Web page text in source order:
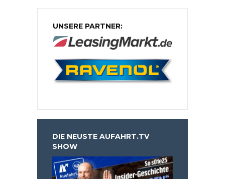
UNSERE PARTNER:
DIE NEUSTE AUFAHRT.TV
SHOW